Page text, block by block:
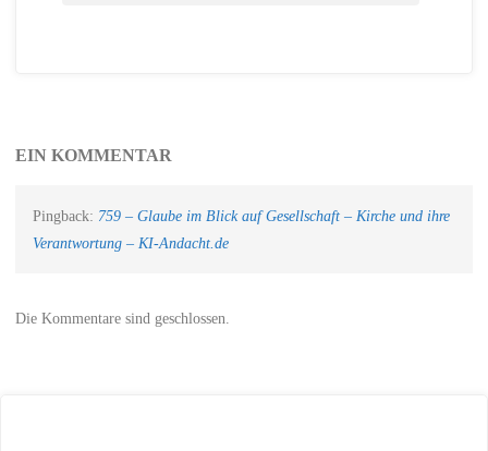
EIN KOMMENTAR
Pingback: 759 – Glaube im Blick auf Gesellschaft – Kirche und ihre
Verantwortung – KI-Andacht.de
Die Kommentare sind geschlossen.